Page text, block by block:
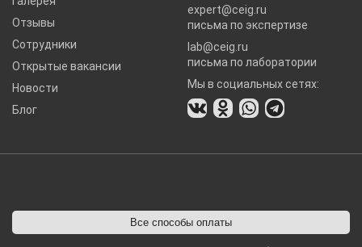
Отзывы
Сотрудники
Открытые вакансии
Новости
Блог
expert@ceig.ru
письма по экспертизе
lab@ceig.ru
письма по лаборатории
Мы в социальных сетях:
Все способы оплаты